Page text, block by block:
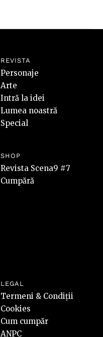
REVISTA
Personaje
Arte
Intră la idei
Lumea noastră
Special
SHOP
Revista Scena9 #7
Cumpără
LEGAL
Termeni & Condiții
Cookies
Cum cumpăr
ANPC